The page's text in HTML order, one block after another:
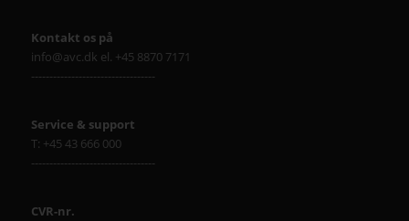
Kontakt os på
info@avc.dk el. +45 8870 7171
----------------------------------
Service & support
T: +45 43 666 000
----------------------------------
CVR-nr.